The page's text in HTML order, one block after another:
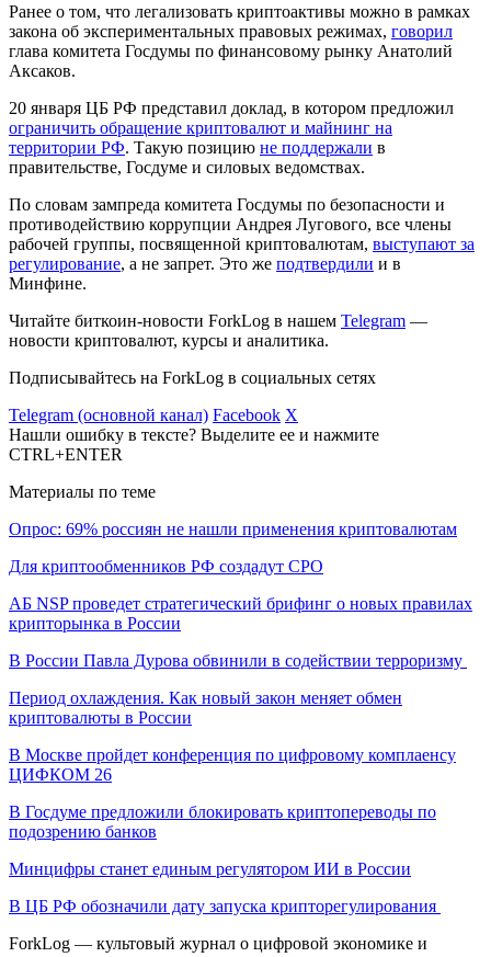
Ранее о том, что легализовать криптоактивы можно в рамках
закона об экспериментальных правовых режимах, говорил
глава комитета Госдумы по финансовому рынку Анатолий
Аксаков.
20 января ЦБ РФ представил доклад, в котором предложил
ограничить обращение криптовалют и майнинг на
территории РФ. Такую позицию не поддержали в
правительстве, Госдуме и силовых ведомствах.
По словам зампреда комитета Госдумы по безопасности и
противодействию коррупции Андрея Лугового, все члены
рабочей группы, посвященной криптовалютам, выступают за
регулирование, а не запрет. Это же подтвердили и в
Минфине.
Читайте биткоин-новости ForkLog в нашем Telegram —
новости криптовалют, курсы и аналитика.
Подписывайтесь на ForkLog в социальных сетях
Telegram (основной канал) Facebook X
Нашли ошибку в тексте? Выделите ее и нажмите
CTRL+ENTER
Материалы по теме
Опрос: 69% россиян не нашли применения криптовалютам
Для криптообменников РФ создадут СРО
АБ NSP проведет стратегический брифинг о новых правилах
крипторынка в России
В России Павла Дурова обвинили в содействии терроризму
Период охлаждения. Как новый закон меняет обмен
криптовалюты в России
В Москве пройдет конференция по цифровому комплаенсу
ЦИФКОМ 26
В Госдуме предложили блокировать криптопереводы по
подозрению банков
Минцифры станет единым регулятором ИИ в России
В ЦБ РФ обозначили дату запуска крипторегулирования
ForkLog — культовый журнал о цифровой экономике и